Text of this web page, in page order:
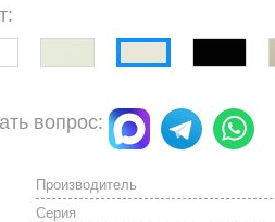
вопрос:
Производитель
Серия